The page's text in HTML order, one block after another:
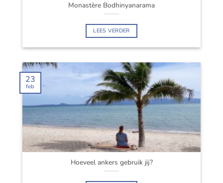
Monastère Bodhinyanarama
LEES VERDER
Hoeveel ankers gebruik jij?
23
feb